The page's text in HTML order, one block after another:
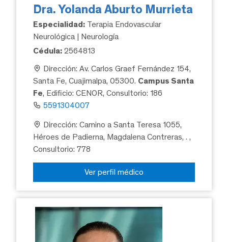
Dra. Yolanda Aburto Murrieta
Especialidad: Terapia Endovascular
Neurológica | Neurología
Cédula: 2564813
Dirección: Av. Carlos Graef Fernández 154,
Santa Fe, Cuajimalpa, 05300. Campus Santa
Fe, Edificio: CENOR, Consultorio: 186
5591304007
Dirección: Camino a Santa Teresa 1055,
Héroes de Padierna, Magdalena Contreras, .,
Consultorio: 778
Ver perfil médico